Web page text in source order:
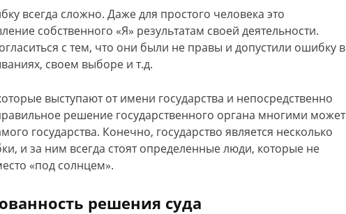
всегда сложно. Даже для простого человека это
собственного «Я» результатам своей деятельности.
с тем, что они были не правы и допустили ошибку в
своем выборе и т.д.
выступают от имени государства и непосредственно
решение государственного органа многими может
государства. Конечно, государство является несколько
и за ним всегда стоят определенные люди, которые не
«под солнцем».
решения суда